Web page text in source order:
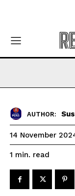
AUTHOR:
14 November
1 min. read